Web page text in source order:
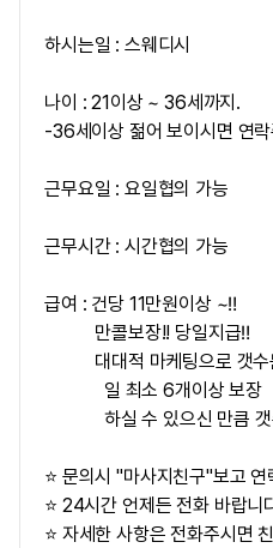
하시는일 : 스웨디시
나이 : 21이상 ~ 36세까지.
-36세이상 젊어 보이시면 연
근무요일 : 요일협의 가능
근무시간 : 시간협의 가능
급여 : 건당 11만원이상 ~‼
만콜보장!! 당일지급‼
대대적 마케팅으로 갯수
일 최소 6개이상 보장
하실 수 있으신 만큼 갯
⭐ 문의시 "마사지친구"보고
⭐ 24시간 언제든 전화 바랍니
⭐ 자세한 사항은 전화주시면